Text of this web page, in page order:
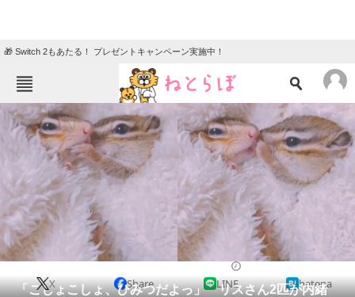
🎁 Switch 2もあたる！ プレゼントキャンペーン実施中！
ねとらぼメニュー
TOP ニュース
エンタメ クイズ
グルメ 地域
住まい 教育・育児
動物 リサーチ
会員記事
「こしょこしょ、ひみつだよっ」 リスさん2匹が内緒
X Share LINE hatena